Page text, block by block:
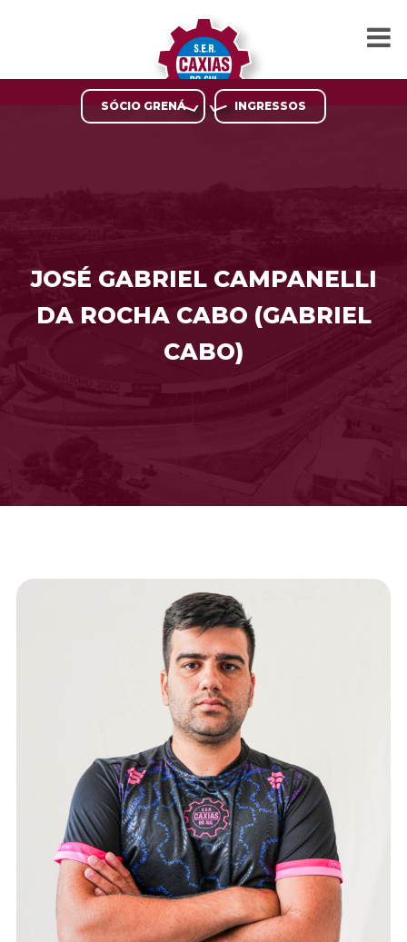
SÓCIO GRENÁ INGRESSOS
JOSÉ GABRIEL CAMPANELLI
DA ROCHA CABO (GABRIEL
CABO)